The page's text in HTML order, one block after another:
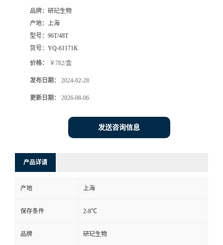
品牌： 研玘生物
产地： 上海
型号： 96T/48T
货号： YQ-61171K
价格： ￥782/盒
发布日期： 2024-02-28
更新日期： 2026-08-06
发送咨询信息
产品详请
产地 上海
保存条件 2-8℃
品牌 研玘生物